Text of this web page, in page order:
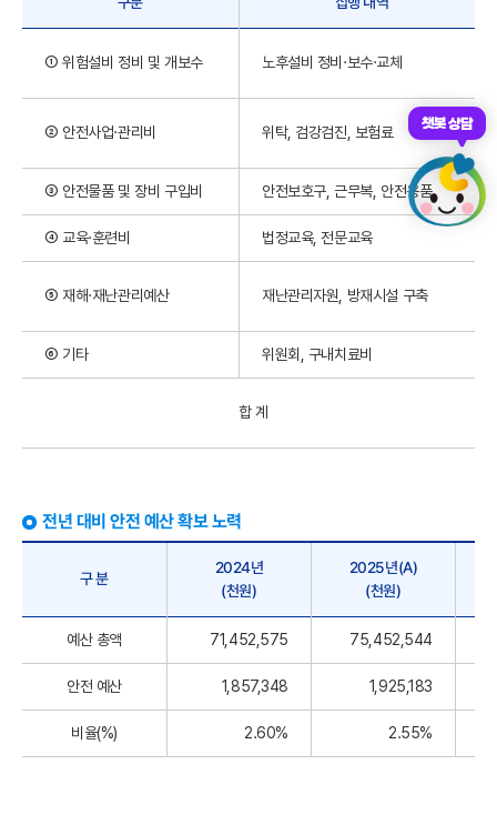
① 위험설비 정비 및 개보수 노후설비 정비·보수·교체
② 안전사업·관리비 위탁, 검강검진, 보험료
③ 안전물품 및 장비 구입비 안전보호구, 근무복, 안전용품
④ 교육·훈련비 법정교육, 전문교육
⑤ 재해·재난관리예산 재난관리자원, 방재시설 구축
⑥ 기타 위원회, 구내치료비
합 계
전년 대비 안전 예산 확보 노력
구 분
2024년
(천원)
2025년(A)
(천원)
예산 총액 71,452,575 75,452,544
안전 예산 1,857,348 1,925,183
비율(%) 2.60% 2.55%
챗봇 상담